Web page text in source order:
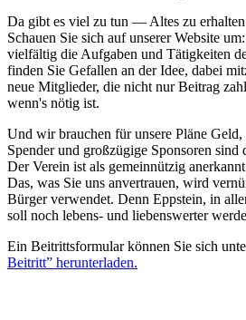
Da gibt es viel zu tun — Altes zu erhalten
Schauen Sie sich auf unserer Website
vielfältig die Aufgaben und Tätigkeiten
finden Sie Gefallen an der Idee, dabei
neue Mitglieder, die nicht nur Beitrag
wenn's nötig ist.
Und wir brauchen für unsere Pläne
Spender und großzügige Sponsoren
Der Verein ist als gemeinnützig
Das, was Sie uns anvertrauen, wird
Bürger verwendet. Denn Eppstein, in
soll noch lebens- und liebenswerter
Ein Beitrittsformular können Sie sich
Beitritt” herunterladen.